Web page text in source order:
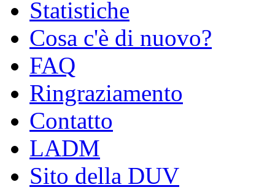
Statistiche
Cosa c'è di nuovo?
FAQ
Ringraziamento
Contatto
LADM
Sito della DUV